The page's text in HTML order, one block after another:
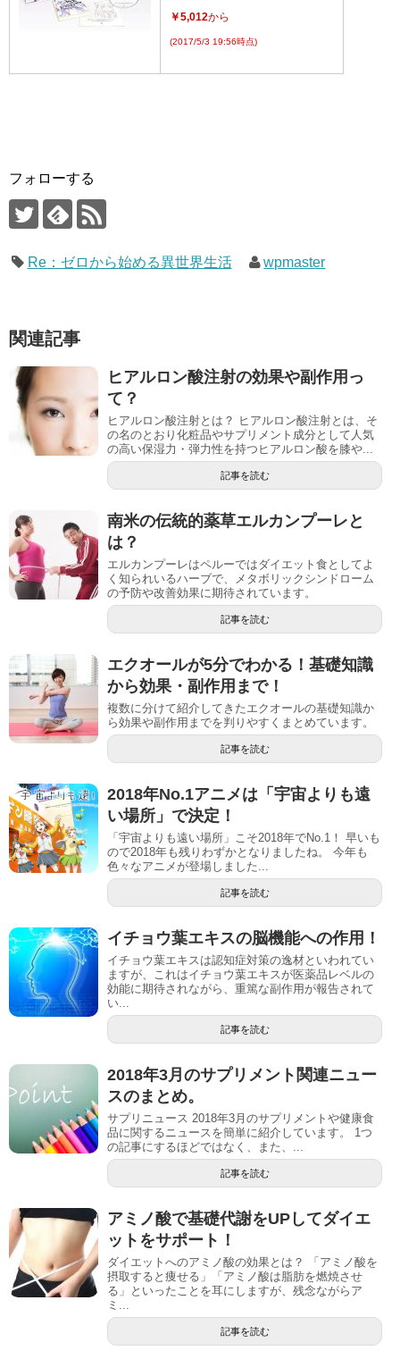
￥5,012から
(2017/5/3 19:56時点)
フォローする
Re：ゼロから始める異世界生活 wpmaster
関連記事
ヒアルロン酸注射の効果や副作用っ
て？
ヒアルロン酸注射とは？ ヒアルロン酸注射とは、そ
の名のとおり化粧品やサプリメント成分として人気
の高い保湿力・弾力性を持つヒアルロン酸を膝や...
記事を読む
南米の伝統的薬草エルカンプーレと
は？
エルカンプーレはペルーではダイエット食としてよ
く知られいるハーブで、メタボリックシンドローム
の予防や改善効果に期待されています。
記事を読む
エクオールが5分でわかる！基礎知識
から効果・副作用まで！
複数に分けて紹介してきたエクオールの基礎知識か
ら効果や副作用までを判りやすくまとめています。
記事を読む
2018年No.1アニメは「宇宙よりも遠
い場所」で決定！
「宇宙よりも遠い場所」こそ2018年でNo.1！ 早いも
ので2018年も残りわずかとなりましたね。 今年も
色々なアニメが登場しました...
記事を読む
イチョウ葉エキスの脳機能への作用！
イチョウ葉エキスは認知症対策の逸材といわれてい
ますが、これはイチョウ葉エキスが医薬品レベルの
効能に期待されながら、重篤な副作用が報告されて
い...
記事を読む
2018年3月のサプリメント関連ニュー
スのまとめ。
サプリニュース 2018年3月のサプリメントや健康食
品に関するニュースを簡単に紹介しています。 1つ
の記事にするほどではなく、また、...
記事を読む
アミノ酸で基礎代謝をUPしてダイエ
ットをサポート！
ダイエットへのアミノ酸の効果とは？ 「アミノ酸を
摂取すると痩せる」「アミノ酸は脂肪を燃焼させ
る」といったことを耳にしますが、残念ながらア
ミ...
記事を読む